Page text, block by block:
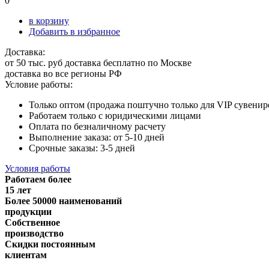
в корзину
Добавить в избранное
Доставка:
от 50 тыс. руб доставка бесплатно по Москве
доставка во все регионы РФ
Условие работы:
Только оптом (продажа поштучно только для VIP
Работаем только с юридическими лицами
Оплата по безналичному расчету
Выполнение заказа: от 5-10 дней
Срочные заказы: 3-5 дней
Условия работы
Работаем более
15 лет
Более 50000 наименований
продукции
Собственное
производство
Скидки постоянным
клиентам